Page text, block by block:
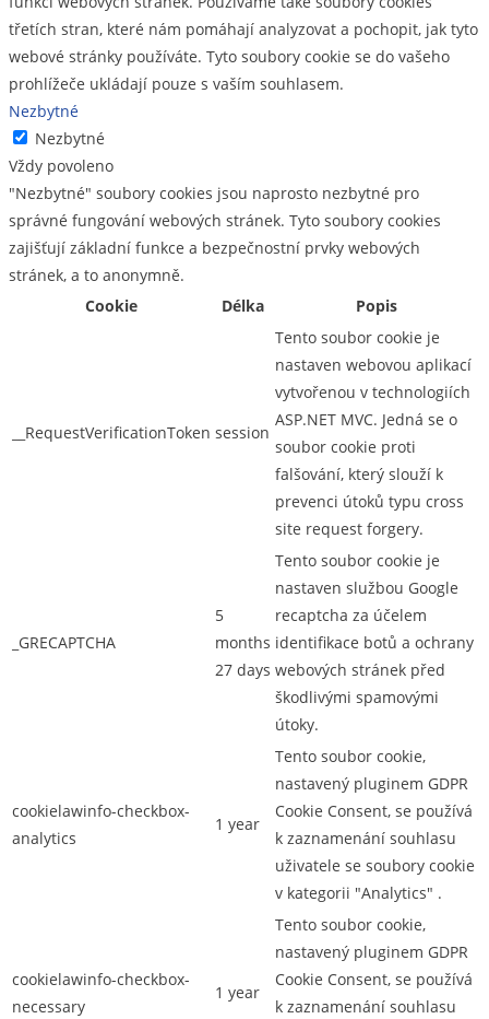
třetích stran, které nám pomáhají analyzovat a pochopit, jak tyto
webové stránky používáte. Tyto soubory cookie se do vašeho
prohlížeče ukládají pouze s vaším souhlasem.
Nezbytné
Nezbytné
Vždy povoleno
"Nezbytné" soubory cookies jsou naprosto nezbytné pro
správné fungování webových stránek. Tyto soubory cookies
zajišťují základní funkce a bezpečnostní prvky webových
stránek, a to anonymně.
Cookie
Délka Popis
__RequestVerificationToken session
Tento soubor cookie je
nastaven webovou aplikací
vytvořenou v technologiích
ASP.NET MVC. Jedná se o
soubor cookie proti
falšování, který slouží k
prevenci útoků typu cross
site request forgery.
_GRECAPTCHA
5
months
27 days
Tento soubor cookie je
nastaven službou Google
recaptcha za účelem
identifikace botů a ochrany
webových stránek před
škodlivými spamovými
útoky.
cookielawinfo-checkbox-
analytics
1 year
Tento soubor cookie,
nastavený pluginem GDPR
Cookie Consent, se používá
k zaznamenání souhlasu
uživatele se soubory cookie
v kategorii "Analytics" .
cookielawinfo-checkbox-
necessary
1 year
Tento soubor cookie,
nastavený pluginem GDPR
Cookie Consent, se používá
k zaznamenání souhlasu